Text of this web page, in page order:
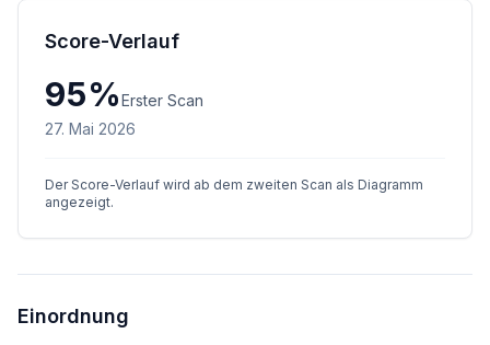
Score-Verlauf
95%Erster Scan
27. Mai 2026
Der Score-Verlauf wird ab dem zweiten Scan als Diagramm
angezeigt.
Einordnung